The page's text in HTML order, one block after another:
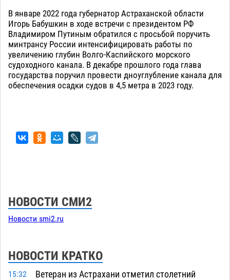
В январе 2022 года губернатор Астраханской области
Игорь Бабушкин в ходе встречи с президентом РФ
Владимиром Путиным обратился с просьбой поручить
минтрансу России интенсифицировать работы по
увеличению глубин Волго-Каспийского морского
судоходного канала. В декабре прошлого года глава
государства поручил провести дноуглубление канала для
обеспечения осадки судов в 4,5 метра в 2023 году.
НОВОСТИ СМИ2
Новости smi2.ru
НОВОСТИ КРАТКО
15:32
Ветеран из Астрахани отметил столетний